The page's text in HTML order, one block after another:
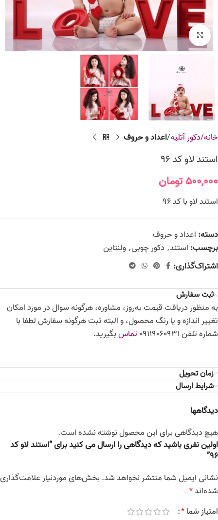
برای بزرگنمایی کلیک کنید
خانه دکور آتلیه اعداد و حروف
استند لاو کد 96
۵۰۰,۰۰۰تومان
استند لاو با کد 96
دسته: اعداد و حروف
برچسب: استند, دکور چوبی, ولنتاین
اشتراک‌گذاری:
ثبت سفارش
به منظور دریافت قیمت به‌روز، مشاوره، هرگونه سوال در مورد امکان
تغییر اندازه و یا رنگ محصول، و البته ثبت هرگونه سفارش لطفا با
شماره تلفن 09119060931
تماسبگیرید.
زمان تحویل
شرایط ارسال
دیدگاهها
هیچ دیدگاهی برای این محصول نوشته نشده است.
اولین نفری باشید که دیدگاهی را ارسال می کنید برای “استند لاو کد
96”
نشانی ایمیل شما منتشر نخواهد شد. بخش‌های موردنیاز علامت‌گذاری
شده‌اند*
امتیاز شما*